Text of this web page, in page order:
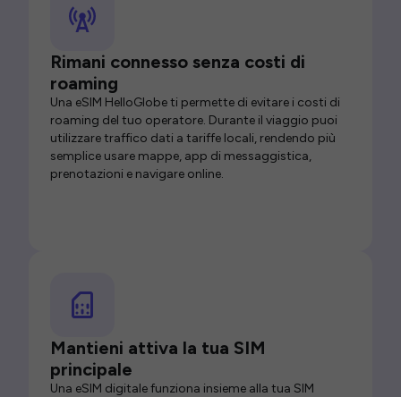
Rimani connesso senza costi di
roaming
Una eSIM HelloGlobe ti permette di evitare i costi di
roaming del tuo operatore. Durante il viaggio puoi
utilizzare traffico dati a tariffe locali, rendendo più
semplice usare mappe, app di messaggistica,
prenotazioni e navigare online.
Mantieni attiva la tua SIM
principale
Una eSIM digitale funziona insieme alla tua SIM